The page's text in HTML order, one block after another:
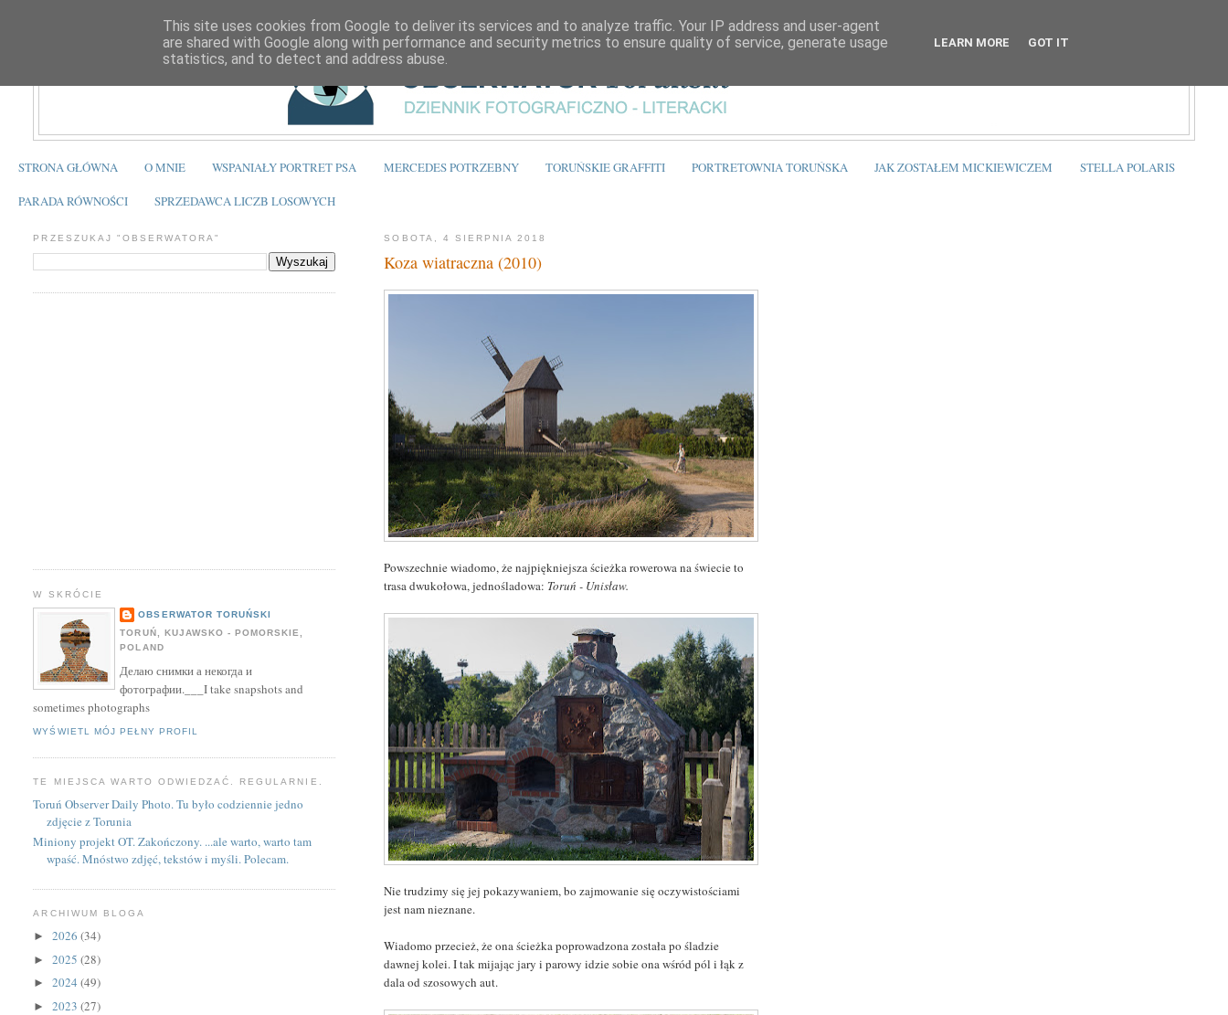
STRONA GŁÓWNA O MNIE WSPANIAŁY PORTRET PSA MERCEDES POTRZEBNY TORUŃSKIE GRAFFITI PORTRETOWNIA TORUŃSKA JAK ZOSTAŁEM MICKIEWICZEM STELLA POLARIS
PARADA RÓWNOŚCI SPRZEDAWCA LICZB LOSOWYCH
SOBOTA, 4 SIERPNIA 2018
Koza wiatraczna (2010)
Powszechnie wiadomo, że najpiękniejsza ścieżka rowerowa na świecie to
trasa dwukołowa, jednośladowa: Toruń - Unisław.
Nie trudzimy się jej pokazywaniem, bo zajmowanie się oczywistościami
jest nam nieznane.
Wiadomo przecież, że ona ścieżka poprowadzona została po śladzie
dawnej kolei. I tak mijając jary i parowy idzie sobie ona wśród pól i łąk z
dala od szosowych aut.
PRZESZUKAJ "OBSERWATORA"
W SKRÓCIE
OBSERWATOR TORUŃSKI
TORUŃ, KUJAWSKO - POMORSKIE,
POLAND
Делаю снимки а некогда и
фотографии.___I take snapshots and
sometimes photographs
WYŚWIETL MÓJ PEŁNY PROFIL
TE MIEJSCA WARTO ODWIEDZAĆ. REGULARNIE.
Toruń Observer Daily Photo. Tu było codziennie jedno
zdjęcie z Torunia
Miniony projekt OT. Zakończony. ...ale warto, warto tam
wpaść. Mnóstwo zdjęć, tekstów i myśli. Polecam.
ARCHIWUM BLOGA
►2026(34)
►2025(28)
►2024(49)
►2023(27)
This site uses cookies from Google to deliver its services and to analyze traffic. Your IP address and user-agent
are shared with Google along with performance and security metrics to ensure quality of service, generate usage
statistics, and to detect and address abuse.
LEARN MORE GOT IT